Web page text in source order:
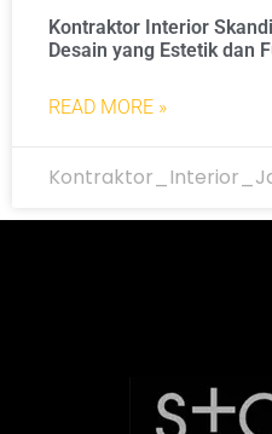
Kontraktor Interior
Desain yang Estetik dan
READ MORE »